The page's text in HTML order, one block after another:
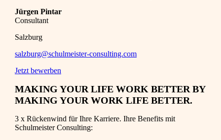
Jürgen Pintar
Consultant
Salzburg
salzburg@schulmeister-consulting.com
Jetzt bewerben
MAKING YOUR LIFE WORK BETTER BY
MAKING YOUR WORK LIFE BETTER.
3 x Rückenwind für Ihre Karriere. Ihre Benefits mit
Schulmeister Consulting: